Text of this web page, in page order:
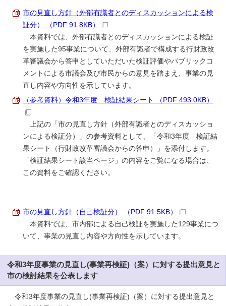
市の見直し方針（外部有識者とのディスカッションによる検
証分） （PDF 91.8KB）
本資料では、外部有識者とのディスカッションによる検証
を実施した95事業について、外部有識者で構成する行財政改
革審議会から答申としていただいた検証評価やパブリックコ
メントによる市議会及び市民からの意見を踏まえ、事業の見
直し内容や方向性を示しています。
（参考資料）令和3年度 検証結果シート （PDF 493.0KB）
上記の「市の見直し方針（外部有識者とのディスカッショ
ンによる検証分）」の参考資料として、「令和3年度 検証結
果シート（行財政改革審議会からの答申）」を添付します。
「検証結果シート該当ページ」の内容をご覧になる場合は、
この資料をご確認ください。
市の見直し方針（自己検証分） （PDF 91.5KB）
本資料では、市内部による自己検証を実施した129事業につ
いて、事業の見直し内容や方向性を示しています。
令和3年度事業の見直し(事業再検証)（案）に対する提出意見と
市の検討結果を公表します
令和3年度事業の見直し(事業再検証)（案）に対する提出意見と